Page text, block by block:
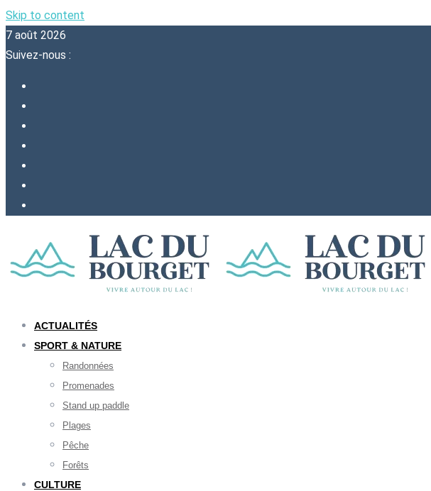
Skip to content
7 août 2026
Suivez-nous :
ACTUALITÉS
SPORT & NATURE
Randonnées
Promenades
Stand up paddle
Plages
Pêche
Forêts
CULTURE